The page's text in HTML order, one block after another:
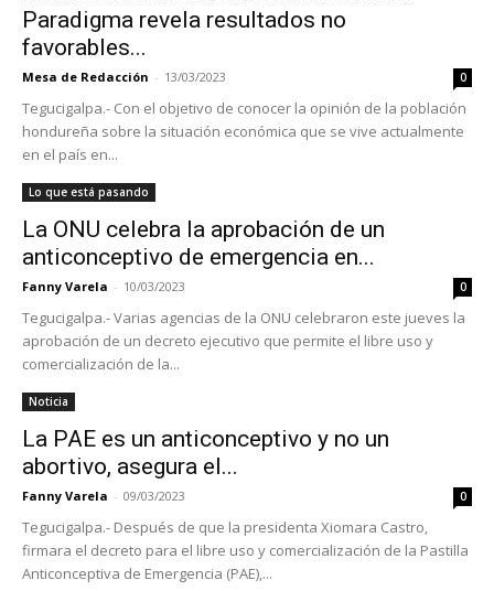
Paradigma revela resultados no
favorables...
Mesa de Redacción - 13/03/2023 0
Tegucigalpa.- Con el objetivo de conocer la opinión de la población
hondureña sobre la situación económica que se vive actualmente
en el país en...
Lo que está pasando
La ONU celebra la aprobación de un
anticonceptivo de emergencia en...
Fanny Varela - 10/03/2023 0
Tegucigalpa.- Varias agencias de la ONU celebraron este jueves la
aprobación de un decreto ejecutivo que permite el libre uso y
comercialización de la...
Noticia
La PAE es un anticonceptivo y no un
abortivo, asegura el...
Fanny Varela - 09/03/2023 0
Tegucigalpa.- Después de que la presidenta Xiomara Castro,
firmara el decreto para el libre uso y comercialización de la Pastilla
Anticonceptiva de Emergencia (PAE),...